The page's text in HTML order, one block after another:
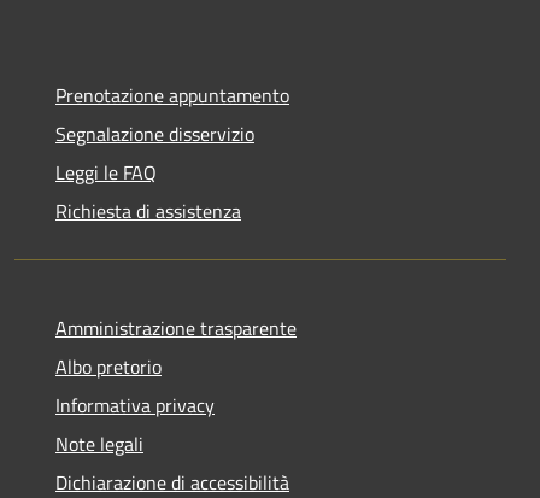
Prenotazione appuntamento
Segnalazione disservizio
Leggi le FAQ
Richiesta di assistenza
Amministrazione trasparente
Albo pretorio
Informativa privacy
Note legali
Dichiarazione di accessibilità